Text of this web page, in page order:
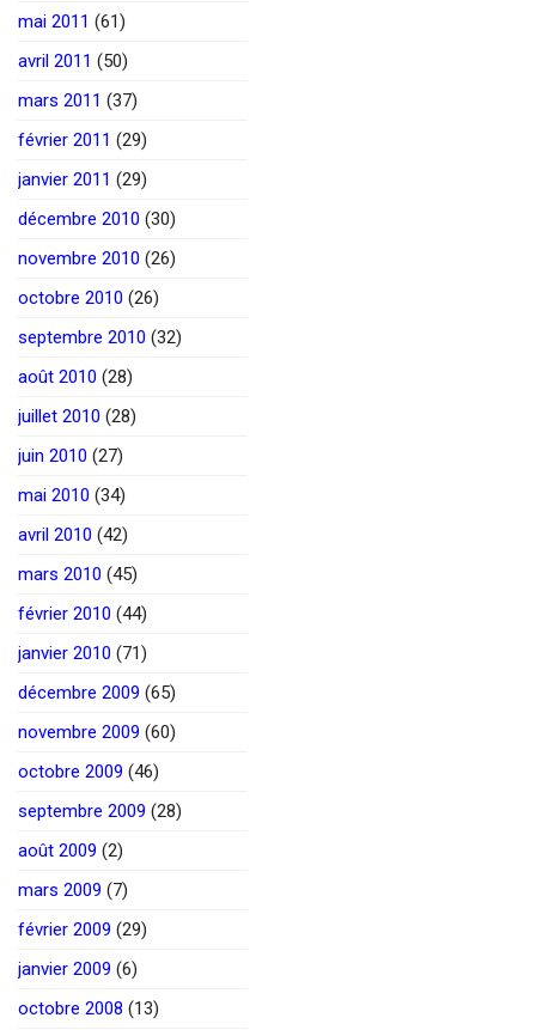
mai 2011 (61)
avril 2011 (50)
mars 2011 (37)
février 2011 (29)
janvier 2011 (29)
décembre 2010 (30)
novembre 2010 (26)
octobre 2010 (26)
septembre 2010 (32)
août 2010 (28)
juillet 2010 (28)
juin 2010 (27)
mai 2010 (34)
avril 2010 (42)
mars 2010 (45)
février 2010 (44)
janvier 2010 (71)
décembre 2009 (65)
novembre 2009 (60)
octobre 2009 (46)
septembre 2009 (28)
août 2009 (2)
mars 2009 (7)
février 2009 (29)
janvier 2009 (6)
octobre 2008 (13)